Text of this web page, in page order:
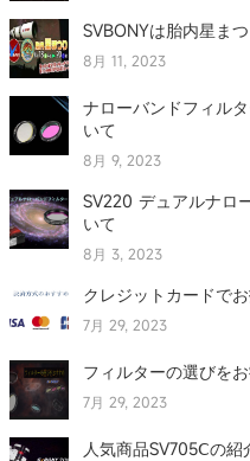
SVBONYは胎内星ま
8月 11, 2023
ナローバンドフィル
いて
8月 9, 2023
SV220 デュアルナロ
いて
8月 3, 2023
クレジットカードで
7月 29, 2023
フィルターの選びを
7月 29, 2023
人気商品SV705Ⅽの紹